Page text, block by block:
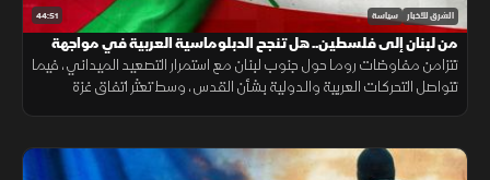
44:51 الشرق للأخبار سياسة
من لبنان إلى فلسطين.. هل تنجح الدبلوماسية العربية في مواجهة
التصعيد الإسرائيلي؟
تتزامن مفاوضات روما حول جنوب لبنان مع استمرار التصعيد الميداني، فيما
تتواصل التحركات العربية والدولية بشأن القدس، وسط تعثر اتفاق غزة